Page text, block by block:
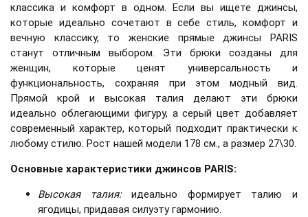
классика и комфорт в одном. Если вы ищете джинсы,
которые идеально сочетают в себе стиль, комфорт и
вечную классику, то женские прямые джинсы PARIS
станут отличным выбором. Эти брюки созданы для
женщин, которые ценят универсальность и
функциональность, сохраняя при этом модный вид.
Прямой крой и высокая талия делают эти брюки
идеально облегающими фигуру, а серый цвет добавляет
современный характер, который подходит практически к
любому стилю. Рост нашей модели 178 см., а размер 27\30.
Основные характеристики джинсов PARIS:
Высокая талия:идеально формирует талию и
ягодицы, придавая силуэту гармонию.